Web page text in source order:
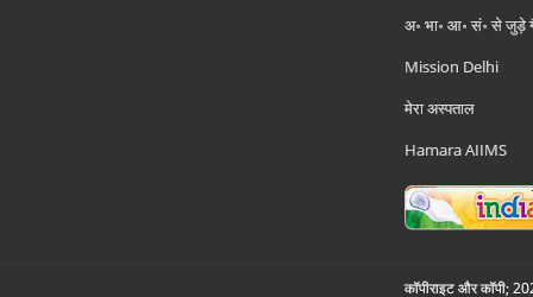
अ॰ भा॰ आ॰ सं॰ से जुड़े
Mission Delhi
मेरा अस्पताल
Hamara AIIMS
कॉपीराइट और कॉपी;